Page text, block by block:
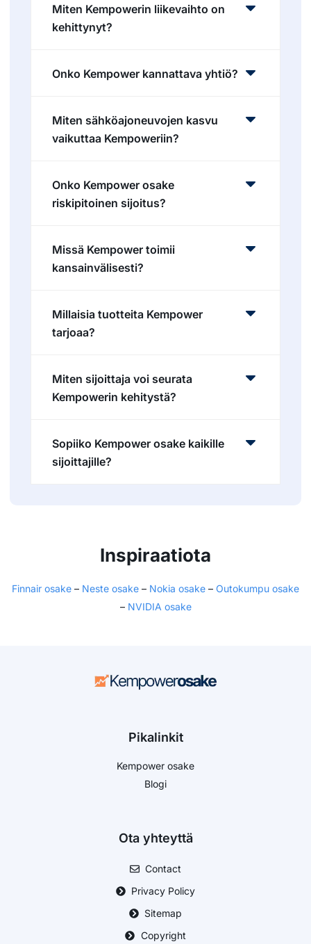
Miten Kempowerin liikevaihto on
kehittynyt?
Onko Kempower kannattava yhtiö?
Miten sähköajoneuvojen kasvu
vaikuttaa Kempoweriin?
Onko Kempower osake
riskipitoinen sijoitus?
Missä Kempower toimii
kansainvälisesti?
Millaisia tuotteita Kempower
tarjoaa?
Miten sijoittaja voi seurata
Kempowerin kehitystä?
Sopiiko Kempower osake kaikille
sijoittajille?
Inspiraatiota
Finnair osake – Neste osake – Nokia osake – Outokumpu osake
– NVIDIA osake
Pikalinkit
Kempower osake
Blogi
Ota yhteyttä
Contact
Privacy Policy
Sitemap
Copyright